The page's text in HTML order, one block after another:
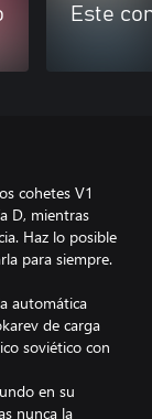
Este
cohetes V1
D, mientras
Haz lo posible
para siempre.
automática
de carga
soviético con
en su
nunca la